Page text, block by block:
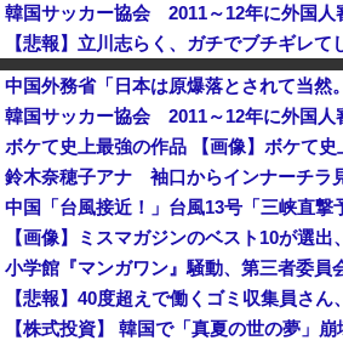
【悲報】立川志らく、ガチでブチギレて
【画像】日本共産党の街宣車、ほんと碌
【悲報】共同通信、ガチで逝く・・・・
【悲報】札幌オリンピック、８割が賛成